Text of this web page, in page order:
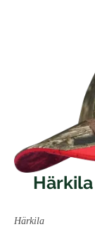
Härkila